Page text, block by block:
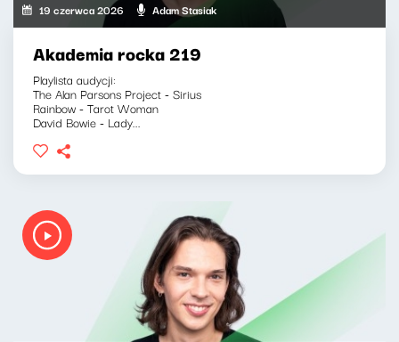
19 czerwca 2026 Adam Stasiak
Akademia rocka 219
Playlista audycji:
The Alan Parsons Project - Sirius
Rainbow - Tarot Woman
David Bowie - Lady...